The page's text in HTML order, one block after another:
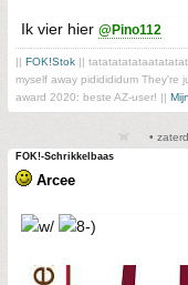
Ik vier hier @Pino112
|| FOK!Stok ||
myself away pididididum They're
award 2020: beste AZ-user! ||
•
FOK!-Schrikkelbaas
Arcee